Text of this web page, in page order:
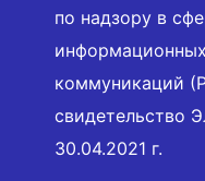
по надзору в
коммуникаций
свидетельство
30.04.2021 г.